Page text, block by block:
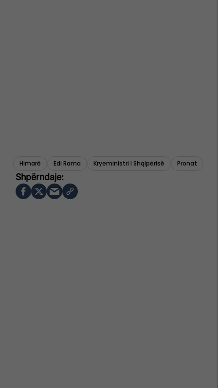
Himarë Edi Rama Kryeministri I Shqipërisë Pronat